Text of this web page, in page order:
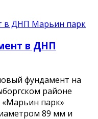
в ДНП
фундамент на
районе
парк»
89 мм и